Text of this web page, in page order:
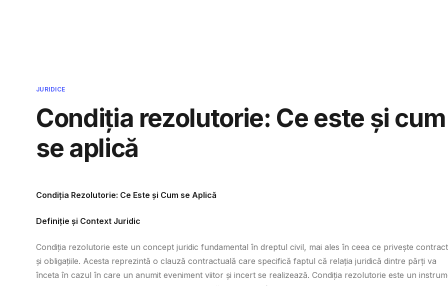
JURIDICE
Condiția rezolutorie: Ce este și cum
se aplică
Condiția Rezolutorie: Ce Este și Cum se Aplică
Definiție și Context Juridic
Condiția rezolutorie este un concept juridic fundamental în dreptul civil, mai ales în ceea ce privește
și obligațiile. Acesta reprezintă o clauză contractuală care specifică faptul că relația juridică dintre părți va
înceta în cazul în care un anumit eveniment viitor și incert se realizează. Condiția rezolutorie este un